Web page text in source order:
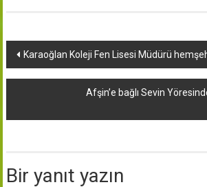
Yazı
dolaşımı
Karaoğlan Koleji Fen Lisesi Müdürü
Afşin’e bağlı Sevin
Bir yanıt yazın